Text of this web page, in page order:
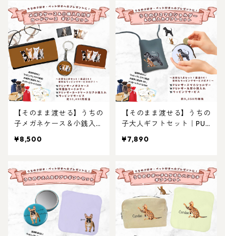
き・犬好きにおすすめ！
レゼント・ギフトにギフト
に選ばれています！
【そのまま渡せる】うちの
子メガネケース＆小銭入れ
き・犬好き・ペット好きギ
セット！ちょっとしたお祝
いに！写真からリアルなイ
ラスト作成・ラッピング無
料・ペット好き・犬好き・
猫好きへのプレゼント
に！！ラッピングあり！父
の日・母の日のギフトに！
¥8,500
【そのまま渡せる】うちの
子大人ギフトセット｜PU
小銭入れのプレゼントセッ
スト作成・ラッピング無
料・ペット好き・犬好き・
猫好きへのプレゼントに！
とスマホショルダーのセッ
ト！ラッピングあり！父の
日・母の日のギフトギフト
に！
¥7,890